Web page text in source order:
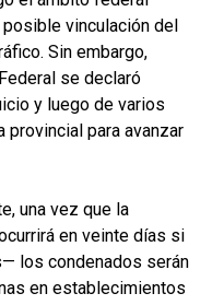
vinculación del
Sin embargo,
se declaró
y luego de varios
provincial para avanzar
una vez que la
en veinte días si
los condenados serán
en establecimientos